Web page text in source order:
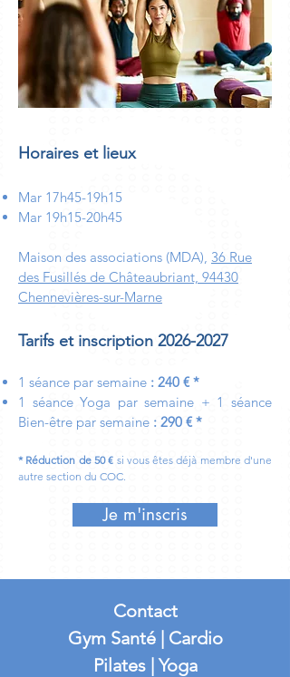
Horaires et lieux
Mar 17h45-19h15
Mar 19h15-20h45
Maison des associations (MDA), 36 Rue
des Fusillés de Châteaubriant, 94430
Chennevières-sur-Marne
Tarifs et inscription 2026-2027
1 séance par semaine : 240 € *
1 séance Yoga par semaine + 1 séance
Bien-être par semaine : 290 € *
* Réduction de50 € si vous êtes déjà membre d'une
autre section du COC.
Je m'inscris
Contact
Gym Santé | Cardio
Pilates | Yoga